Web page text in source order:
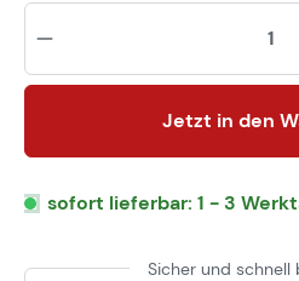
Jetzt in den
sofort lieferbar: 1 - 3
Sicher und schnell